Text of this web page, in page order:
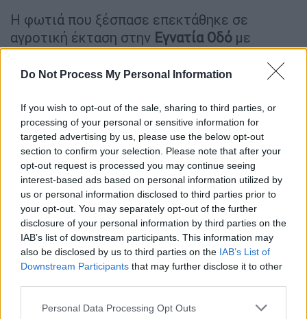
Do Not Process My Personal Information
If you wish to opt-out of the sale, sharing to third parties, or
processing of your personal or sensitive information for
targeted advertising by us, please use the below opt-out
section to confirm your selection. Please note that after your
opt-out request is processed you may continue seeing
interest-based ads based on personal information utilized by
us or personal information disclosed to third parties prior to
your opt-out. You may separately opt-out of the further
disclosure of your personal information by third parties on the
IAB’s list of downstream participants. This information may
also be disclosed by us to third parties on the IAB’s List of
Downstream Participants that may further disclose it to other
Please note that this website/app uses one or more Google
Personal Data Processing Opt Outs
Η φωτιά που ξέσπασε επεκτάθηκε σε
αγροτική έκταση στην Εγνατία Οδό με
αποτέλεσμα να κλείσει προσωρινά και
κυκλοφορία διεξάγονταν με εκτροπή μέσω
Λάγους – Ξάνθης.
Το χρονικό της τραγωδίας
Το τραγικό δυστύχημα σημειώθηκε το πρωί
της Δευτέρας 18 Αυγούστου στηνΕγνατία
Οδό, μεταξύΚομοτηνήςκαιΞάνθης.
ΔΙΑΒΑΣΤΕ ΕΠΙΣΗΣ
Ελλάδα|18.08.2025 13:00
Τραγική κατάληξη στο Γουδή:
Απεβίωσε ο ασθενής μετά την